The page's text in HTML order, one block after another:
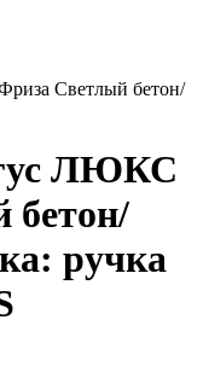
Светлый бетон/
ЛЮКС
бетон/
ручка